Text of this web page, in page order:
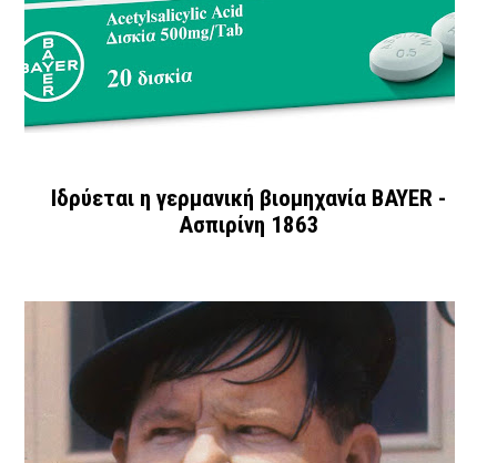
Ιδρύεται η γερμανική βιομηχανία BAYER -
Ασπιρίνη 1863